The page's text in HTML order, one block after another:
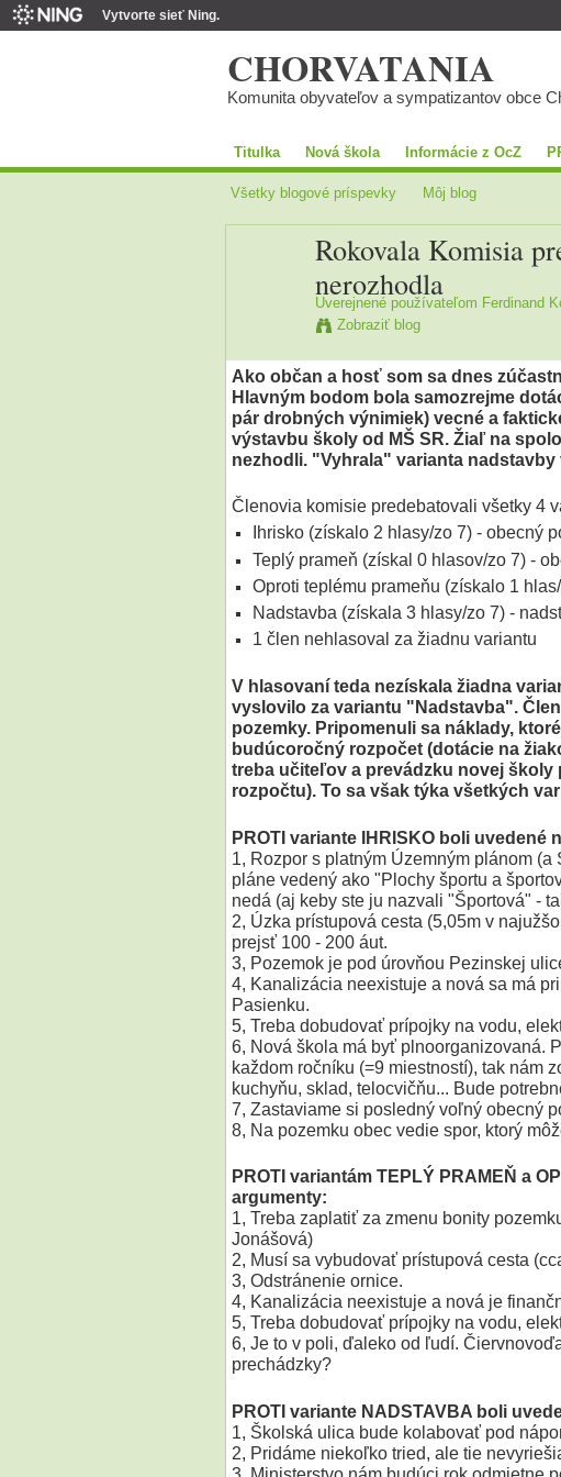
Vytvorte sieť Ning.
CHORVATANIA
Komunita obyvateľov a sympatizantov obce
Titulka Nová škola Informácie z OcZ
Všetky blogové príspevky Môj blog
Rokovala Komisia
nerozhodla
Uverejnené používateľom Ferdinand
Zobraziť blog
Ako občan a hosť som sa dnes
Hlavným bodom bola samozrejme
pár drobných výnimiek) vecné a
výstavbu školy od MŠ SR. Žiaľ na
nezhodli. "Vyhrala" varianta nadstavby
Členovia komisie predebatovali všetky 4
Ihrisko (získalo 2 hlasy/zo 7) - obecný
Teplý prameň (získal 0 hlasov/zo 7) -
Oproti teplému prameňu (získalo 1
Nadstavba (získala 3 hlasy/zo 7) -
1 člen nehlasoval za žiadnu variantu
V hlasovaní teda nezískala žiadna
vyslovilo za variantu "Nadstavba".
pozemky. Pripomenuli sa náklady,
budúcoročný rozpočet (dotácie na
treba učiteľov a prevádzku novej školy
rozpočtu). To sa však týka všetkých
PROTI variante IHRISKO boli uvedené
1, Rozpor s platným Územným plánom
pláne vedený ako "Plochy športu a
nedá (aj keby ste ju nazvali "Športová" -
2, Úzka prístupová cesta (5,05m v
prejsť 100 - 200 áut.
3, Pozemok je pod úrovňou Pezinskej
4, Kanalizácia neexistuje a nová sa má
Pasienku.
5, Treba dobudovať prípojky na vodu,
6, Nová škola má byť plnoorganizovaná.
každom ročníku (=9 miestností), tak nám
kuchyňu, sklad, telocvičňu... Bude
7, Zastaviame si posledný voľný obecný
8, Na pozemku obec vedie spor, ktorý
PROTI variantám TEPLÝ PRAMEŇ a
argumenty:
1, Treba zaplatiť za zmenu bonity
Jonášová)
2, Musí sa vybudovať prístupová cesta
3, Odstránenie ornice.
4, Kanalizácia neexistuje a nová je
5, Treba dobudovať prípojky na vodu,
6, Je to v poli, ďaleko od ľudí.
prechádzky?
PROTI variante NADSTAVBA boli
1, Školská ulica bude kolabovať pod
2, Pridáme niekoľko tried, ale tie